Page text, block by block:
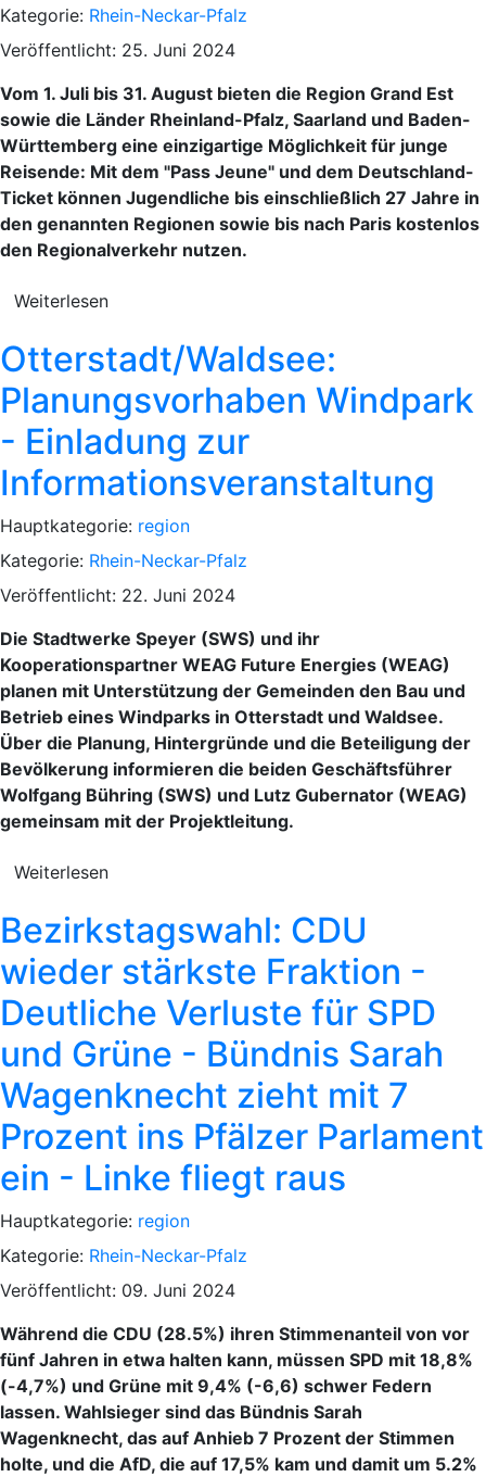
Kategorie: Rhein-Neckar-Pfalz
Veröffentlicht: 25. Juni 2024
Vom 1. Juli bis 31. August bieten die Region Grand Est
sowie die Länder Rheinland-Pfalz, Saarland und Baden-
Württemberg eine einzigartige Möglichkeit für junge
Reisende: Mit dem "Pass Jeune" und dem Deutschland-
Ticket können Jugendliche bis einschließlich 27 Jahre in
den genannten Regionen sowie bis nach Paris kostenlos
den Regionalverkehr nutzen.
Weiterlesen
Otterstadt/Waldsee:
Planungsvorhaben Windpark
- Einladung zur
Informationsveranstaltung
Hauptkategorie: region
Kategorie: Rhein-Neckar-Pfalz
Veröffentlicht: 22. Juni 2024
Die Stadtwerke Speyer (SWS) und ihr
Kooperationspartner WEAG Future Energies (WEAG)
planen mit Unterstützung der Gemeinden den Bau und
Betrieb eines Windparks in Otterstadt und Waldsee.
Über die Planung, Hintergründe und die Beteiligung der
Bevölkerung informieren die beiden Geschäftsführer
Wolfgang Bühring (SWS) und Lutz Gubernator (WEAG)
gemeinsam mit der Projektleitung.
Weiterlesen
Bezirkstagswahl: CDU
wieder stärkste Fraktion -
Deutliche Verluste für SPD
und Grüne - Bündnis Sarah
Wagenknecht zieht mit 7
Prozent ins Pfälzer Parlament
ein - Linke fliegt raus
Hauptkategorie: region
Kategorie: Rhein-Neckar-Pfalz
Veröffentlicht: 09. Juni 2024
Während die CDU (28.5%) ihren Stimmenanteil von vor
fünf Jahren in etwa halten kann, müssen SPD mit 18,8%
(-4,7%) und Grüne mit 9,4% (-6,6) schwer Federn
lassen. Wahlsieger sind das Bündnis Sarah
Wagenknecht, das auf Anhieb 7 Prozent der Stimmen
holte, und die AfD, die auf 17,5% kam und damit um 5.2%